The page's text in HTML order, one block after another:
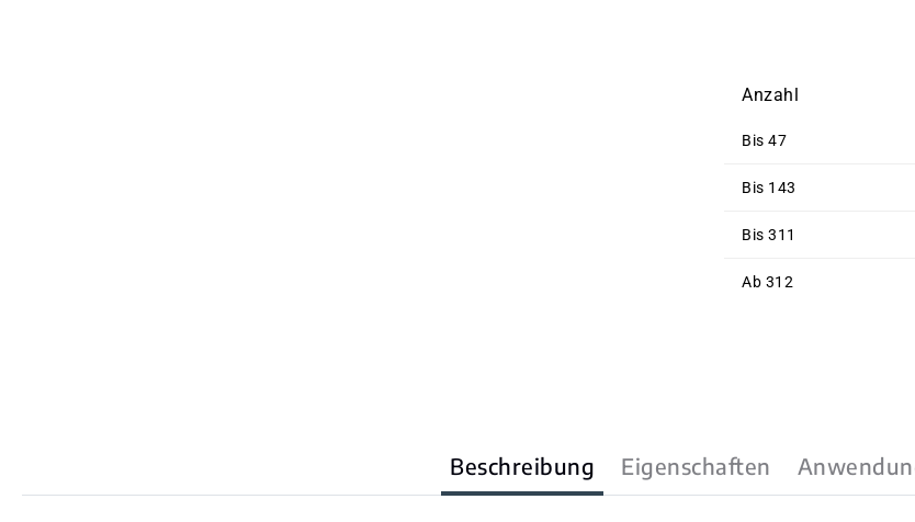
Anzahl
Bis 47
Bis 143
Bis 311
Ab 312
Beschreibung Eigenschaften